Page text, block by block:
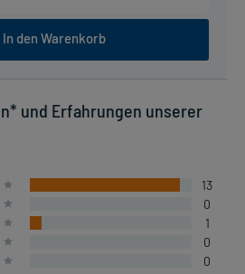
In den Warenkorb
und Erfahrungen unserer
13
0
1
0
0